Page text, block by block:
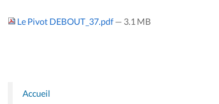
Le Pivot DEBOUT_37.pdf— 3.1 MB
N
Accueil